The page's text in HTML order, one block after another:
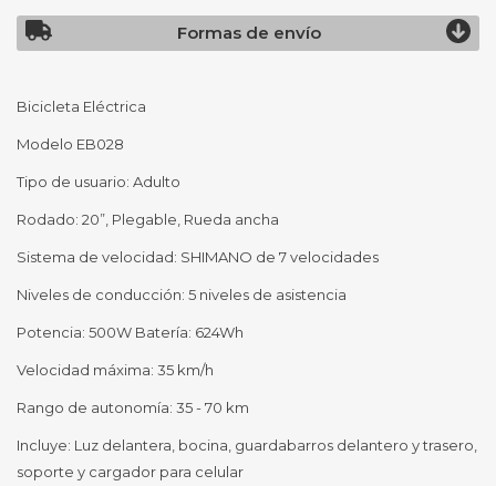
Formas de envío
Bicicleta Eléctrica
Modelo EB028
Tipo de usuario: Adulto
Rodado: 20”, Plegable, Rueda ancha
Sistema de velocidad: SHIMANO de 7 velocidades
Niveles de conducción: 5 niveles de asistencia
Potencia: 500W Batería: 624Wh
Velocidad máxima: 35 km/h
Rango de autonomía: 35 - 70 km
Incluye: Luz delantera, bocina, guardabarros delantero y trasero,
soporte y cargador para celular